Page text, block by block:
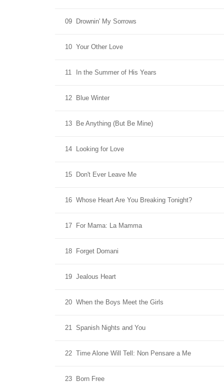
09 Drownin' My Sorrows
10 Your Other Love
11 In the Summer of His Years
12 Blue Winter
13 Be Anything (But Be Mine)
14 Looking for Love
15 Don't Ever Leave Me
16 Whose Heart Are You Breaking Tonight?
17 For Mama: La Mamma
18 Forget Domani
19 Jealous Heart
20 When the Boys Meet the Girls
21 Spanish Nights and You
22 Time Alone Will Tell: Non Pensare a Me
23 Born Free